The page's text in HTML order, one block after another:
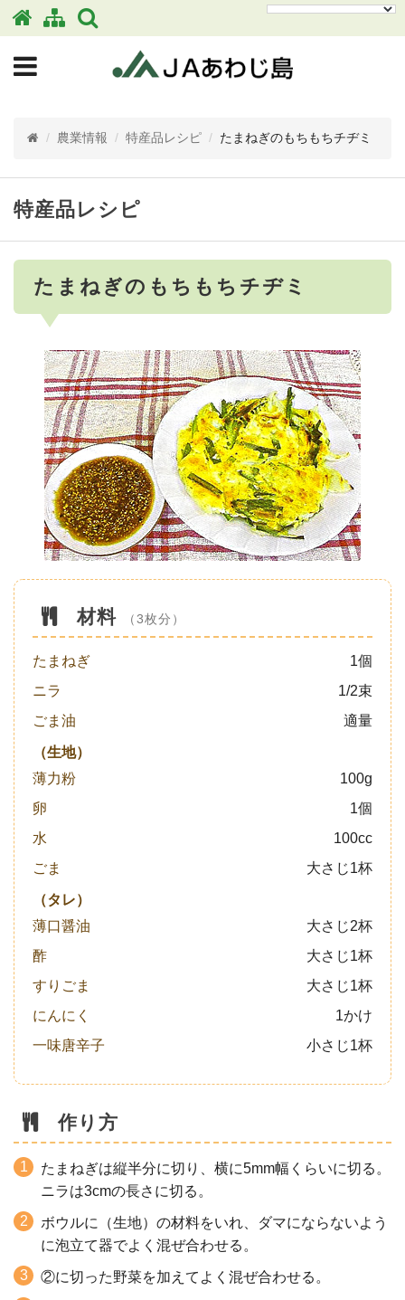
/ 農業情報 / 特産品レシピ / たまねぎのもちもちチヂミ
特産品レシピ
たまねぎのもちもちチヂミ
材料 （3枚分）
たまねぎ
1個
ニラ
1/2束
ごま油
適量
（生地）
薄力粉
100g
卵
1個
水
100cc
ごま
大さじ1杯
（タレ）
薄口醤油
大さじ2杯
酢
大さじ1杯
すりごま
大さじ1杯
にんにく
1かけ
一味唐辛子
小さじ1杯
作り方
たまねぎは縦半分に切り、横に5mm幅くらいに切る。
ニラは3cmの長さに切る。
ボウルに（生地）の材料をいれ、ダマにならないよう
に泡立て器でよく混ぜ合わせる。
②に切った野菜を加えてよく混ぜ合わせる。